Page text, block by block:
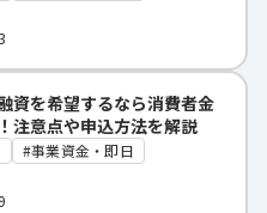
資を希望するなら消費者金
注意点や申込方法を解説
事業資金・即日